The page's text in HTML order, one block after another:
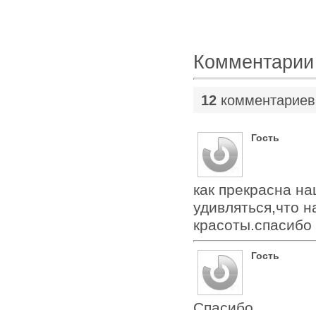
Комментарии
12
Гость
как прекрасна
удивляться,что
красоты.спасибо
Гость